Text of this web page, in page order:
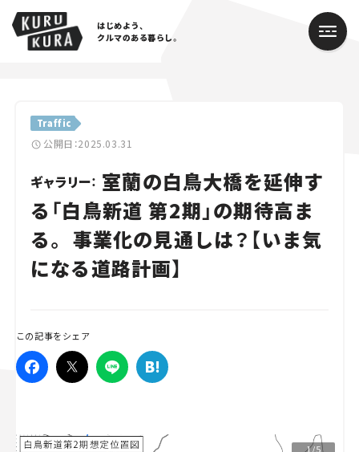
はじめよう、
クルマのある暮らし。
Traffic
公開日：2025.03.31
ギャラリー： 室蘭の白鳥大橋を延伸す
る「白鳥新道 第2期」の期待高ま
る。 事業化の見通しは？【いま気
になる道路計画】
この記事をシェア
1/5
Cars
Lifestyle
Traffic
Special
Campaign
人気のハッシュタグ
スズキ ジムニー｜Suzuki Jimny